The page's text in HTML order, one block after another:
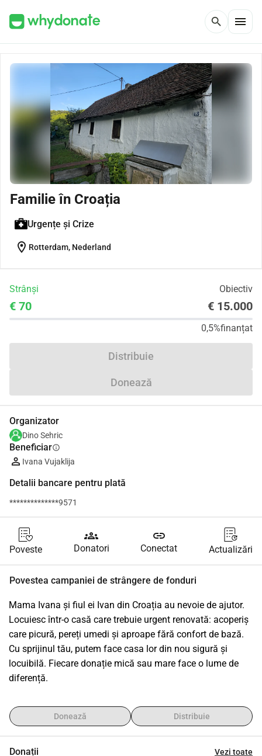
search menu
Familie în Croația
Urgențe și Crize
location_on Rotterdam, Nederland
Strânși Obiectiv
€ 70 € 15.000
0,5%finanțat
Distribuie
Donează
Organizator
Dino Sehric
Beneficiarinfo
Ivana Vujaklija
Detalii bancare pentru plată
**************9571
Poveste
groups
Donatori
link
Conectat Actualizări
Povestea campaniei de strângere de fonduri
Mama Ivana și fiul ei Ivan din Croația au nevoie de ajutor.
Locuiesc într-o casă care trebuie urgent renovată: acoperiș
care picură, pereți umedi și aproape fără confort de bază.
Cu sprijinul tău, putem face casa lor din nou sigură și
locuibilă. Fiecare donație mică sau mare face o lume de
diferență.
Donează Distribuie
Donații Vezi toate